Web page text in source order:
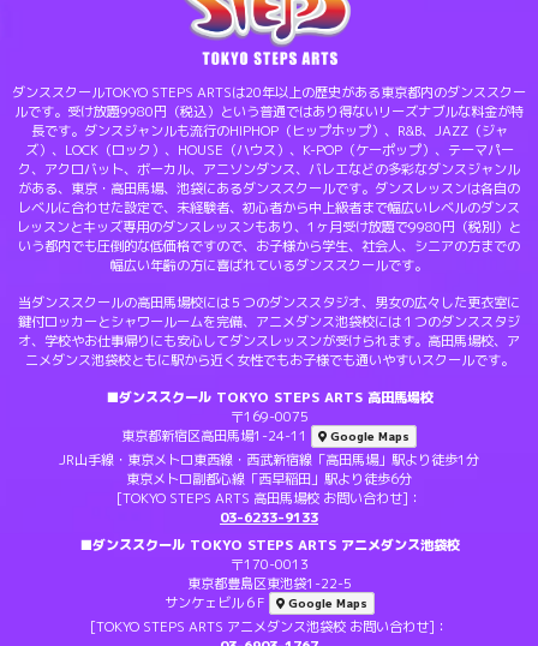
ダンススクールTOKYO STEPS ARTSは20年以上の歴史がある東京都内のダンススクー
ルです。受け放題9980円（税込）という普通ではあり得ないリーズナブルな料金が特
長です。ダンスジャンルも流行のHIPHOP（ヒップホップ）、R&B、JAZZ（ジャ
ズ）、LOCK（ロック）、HOUSE（ハウス）、K-POP（ケーポップ）、テーマパー
ク、アクロバット、ボーカル、アニソンダンス、バレエなどの多彩なダンスジャンル
がある、東京・高田馬場、池袋にあるダンススクールです。ダンスレッスンは各自の
レベルに合わせた設定で、未経験者、初心者から中上級者まで幅広いレベルのダンス
レッスンとキッズ専用のダンスレッスンもあり、1ヶ月受け放題で9980円（税別）と
いう都内でも圧倒的な低価格ですので、お子様から学生、社会人、シニアの方までの
幅広い年齢の方に喜ばれているダンススクールです。
当ダンススクールの高田馬場校には５つのダンススタジオ、男女の広々した更衣室に
鍵付ロッカーとシャワールームを完備、アニメダンス池袋校には１つのダンススタジ
オ、学校やお仕事帰りにも安心してダンスレッスンが受けられます。高田馬場校、ア
ニメダンス池袋校ともに駅から近く女性でもお子様でも通いやすいスクールです。
■ダンススクール TOKYO STEPS ARTS 高田馬場校
〒169-0075
東京都新宿区高田馬場1-24-11
Google Maps
JR山手線・東京メトロ東西線・西武新宿線「高田馬場」駅より徒歩1分
東京メトロ副都心線「西早稲田」駅より徒歩6分
[TOKYO STEPS ARTS 高田馬場校 お問い合わせ]：
03-6233-9133
■ダンススクール TOKYO STEPS ARTS アニメダンス池袋校
〒170-0013
東京都豊島区東池袋1-22-5
サンケェビル６F
Google Maps
[TOKYO STEPS ARTS アニメダンス池袋校 お問い合わせ]：